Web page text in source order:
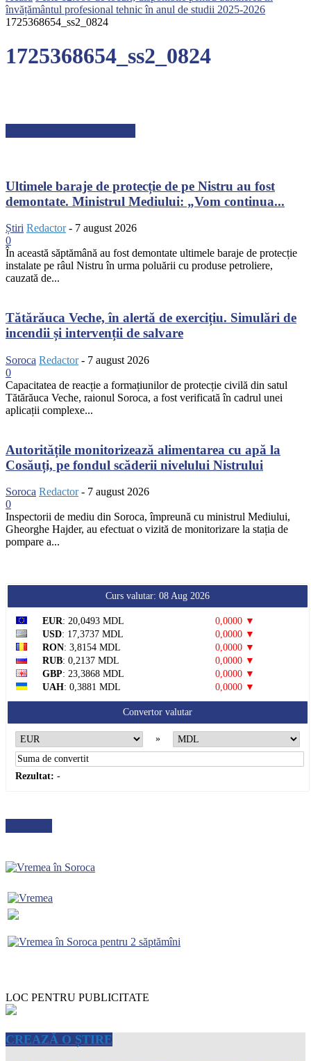
învățământul profesional tehnic în anul de studii 2025-2026
1725368654_ss2_0824
1725368654_ss2_0824
Ultimele baraje de protecție de pe Nistru au fost
demontate. Ministrul Mediului: „Vom continua...
Știri Redactor - 7 august 2026
0
În această săptămână au fost demontate ultimele baraje de protecție
instalate pe râul Nistru în urma poluării cu produse petroliere,
cauzată de...
Tătărăuca Veche, în alertă de exercițiu. Simulări de
incendii și intervenții de salvare
Soroca Redactor - 7 august 2026
0
Capacitatea de reacție a formațiunilor de protecție civilă din satul
Tătărăuca Veche, raionul Soroca, a fost verificată în cadrul unei
aplicații complexe...
Autoritățile monitorizează alimentarea cu apă la
Cosăuți, pe fondul scăderii nivelului Nistrului
Soroca Redactor - 7 august 2026
0
Inspectorii de mediu din Soroca, împreună cu ministrul Mediului,
Gheorghe Hajder, au efectuat o vizită de monitorizare la stația de
pompare a...
Curs valutar: 08 Aug 2026
EUR: 20,0493 MDL
0,0000 ▼
USD: 17,3737 MDL
0,0000 ▼
RON: 3,8154 MDL
0,0000 ▼
RUB: 0,2137 MDL
0,0000 ▼
GBP: 23,3868 MDL
0,0000 ▼
UAH: 0,3881 MDL 0,0000 ▼
Convertor valutar
»
Rezultat: -
LOC PENTRU PUBLICITATE
CREAZĂ O ȘTIRE